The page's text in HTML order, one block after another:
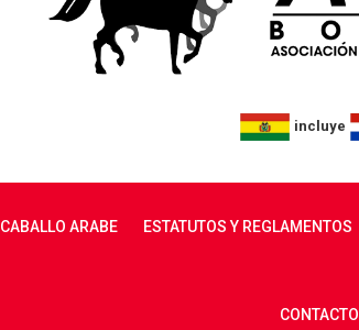
incluye
CABALLO ARABE ESTATUTOS Y REGLAMENTOS
CONTACTO